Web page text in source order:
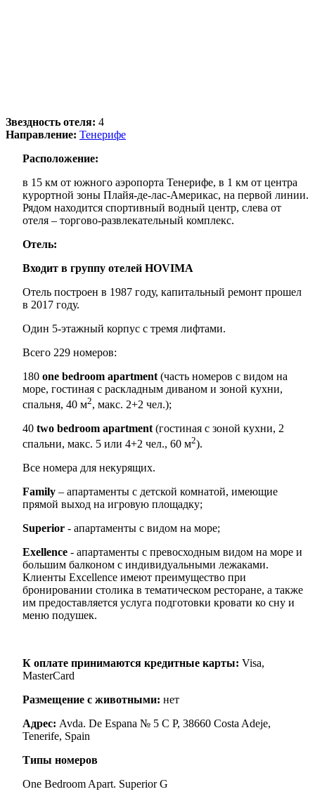
Звездность отеля: 4
Направление: Тенерифе
Расположение:
в 15 км от южного аэропорта Тенерифе, в 1 км от центра
курортной зоны Плайя-де-лас-Америкас, на первой линии.
Рядом находится спортивный водный центр, слева от
отеля – торгово-развлекательный комплекс.
Отель:
Входит в группу отелей HOVIMA
Отель построен в 1987 году, капитальный ремонт прошел
в 2017 году.
Один 5-этажный корпус с тремя лифтами.
Всего 229 номеров:
180 one bedroom apartment (часть номеров с видом на
море, гостиная с раскладным диваном и зоной кухни,
спальня, 40 м2, макс. 2+2 чел.);
40 two bedroom apartment (гостиная с зоной кухни, 2
спальни, макс. 5 или 4+2 чел., 60 м2).
Все номера для некурящих.
Family – апартаменты с детской комнатой, имеющие
прямой выход на игровую площадку;
Superior - апартаменты с видом на море;
Exellence - апартаменты с превосходным видом на море и
большим балконом с индивидуальными лежаками.
Клиенты Excellence имеют преимущество при
бронировании столика в тематическом ресторане, а также
им предоставляется услуга подготовки кровати ко сну и
меню подушек.
К оплате принимаются кредитные карты: Visa,
MasterCard
Размещение с животными: нет
Адрес: Avda. De Espana № 5 C P, 38660 Costa Adeje,
Tenerife, Spain
Типы номеров
One Bedroom Apart. Superior G